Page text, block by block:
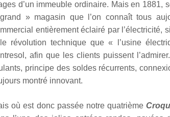
d’un immeuble ordinaire. Mais en 1881,
» magasin que l’on connaît tous
entièrement éclairé par l’électricité,
révolution technique que « l’usine
afin que les clients puissent
principe des soldes récurrents,
montré innovant.
où est donc passée notre quatrième